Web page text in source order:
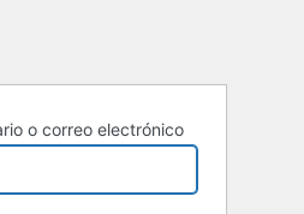
o correo electrónico